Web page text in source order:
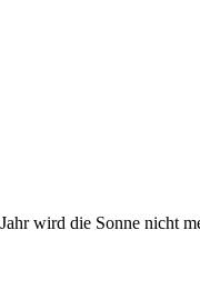
wird die Sonne nicht